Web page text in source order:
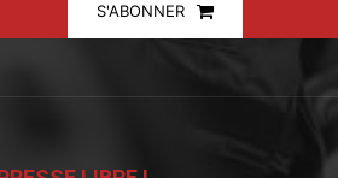
S'ABONNER